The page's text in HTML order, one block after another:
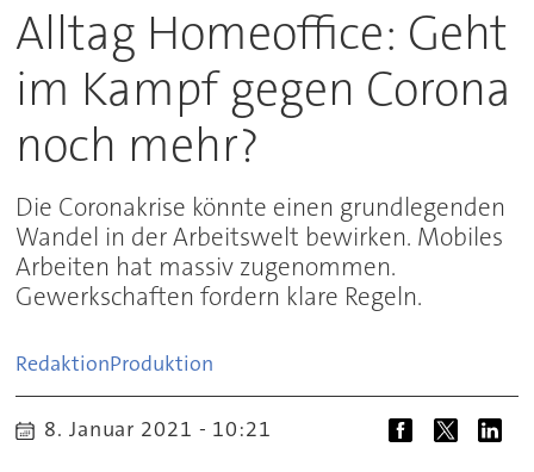
Alltag Homeoffice: Geht
im Kampf gegen Corona
noch mehr?
Die Coronakrise könnte einen grundlegenden
Wandel in der Arbeitswelt bewirken. Mobiles
Arbeiten hat massiv zugenommen.
Gewerkschaften fordern klare Regeln.
RedaktionProduktion
8. Januar 2021 - 10:21